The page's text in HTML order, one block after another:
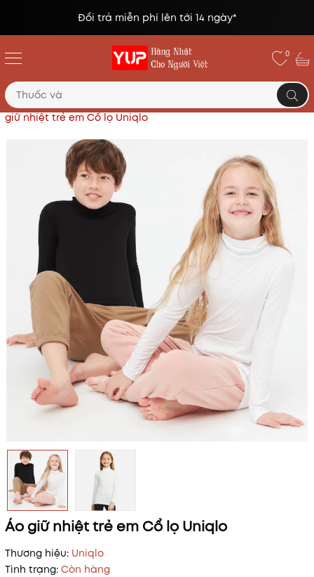
Đổi trả miễn phí lên tới 14 ngày*
0
Trang chủ Áo quần giữ nhiệt UNIQLO (HEATTECH)
Áo
giữ nhiệt trẻ em Cổ lọ Uniqlo
Áo giữ nhiệt trẻ em Cổ lọ Uniqlo
Thương hiệu: Uniqlo
Tình trạng: Còn hàng